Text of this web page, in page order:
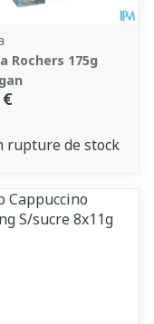
Rochers 175g
rupture de stock